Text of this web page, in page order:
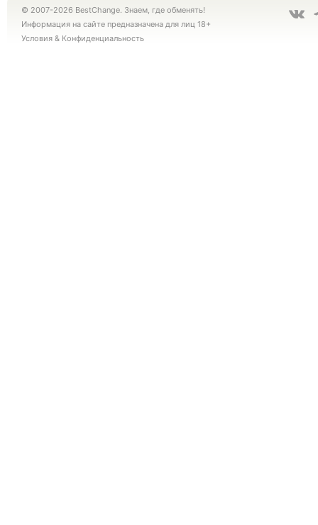
© 2007-2026 BestChange. Знаем, где обменять!
Информация на сайте предназначена для лиц 18+
Условия & Конфиденциальность